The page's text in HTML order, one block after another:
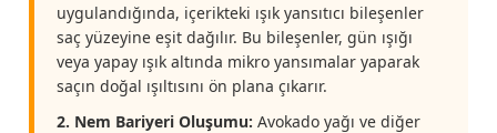
uygulandığında, içerikteki ışık yansıtıcı bileşenler
saç yüzeyine eşit dağılır. Bu bileşenler, gün ışığı
veya yapay ışık altında mikro yansımalar yaparak
saçın doğal ışıltısını ön plana çıkarır.
2. Nem Bariyeri Oluşumu: Avokado yağı ve diğer